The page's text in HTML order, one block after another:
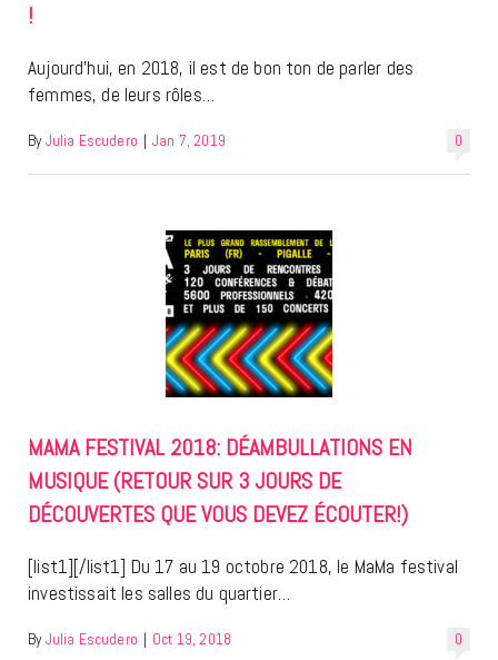
!
Aujourd’hui, en 2018, il est de bon ton de parler des
femmes, de leurs rôles…
0
By Julia Escudero | Jan 7, 2019
MAMA FESTIVAL 2018: DÉAMBULLATIONS EN
MUSIQUE (RETOUR SUR 3 JOURS DE
DÉCOUVERTES QUE VOUS DEVEZ ÉCOUTER!)
[list1][/list1] Du 17 au 19 octobre 2018, le MaMa festival
investissait les salles du quartier…
0
By Julia Escudero | Oct 19, 2018